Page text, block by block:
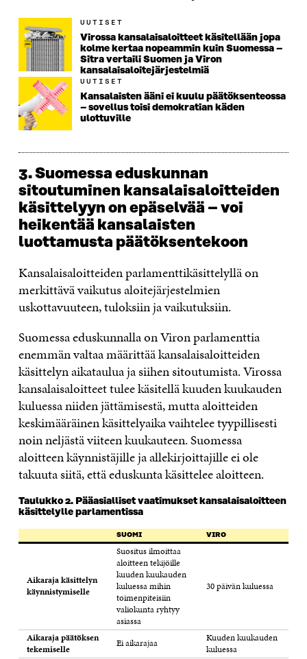
UUTISET
Virossa kansalaisaloitteet käsitellään jopa
kolme kertaa nopeammin kuin Suomessa –
Sitra vertaili Suomen ja Viron
kansalaisaloitejärjestelmiä
UUTISET
Kansalaisten ääni ei kuulu päätöksenteossa
– sovellus toisi demokratian käden
ulottuville
3. Suomessa eduskunnan
sitoutuminen kansalaisaloitteiden
käsittelyyn on epäselvää – voi
heikentää kansalaisten
luottamusta päätöksentekoon
Kansalaisaloitteiden parlamenttikäsittelyllä on
merkittävä vaikutus aloitejärjestelmien
uskottavuuteen, tuloksiin ja vaikutuksiin.
Suomessa eduskunnalla on Viron parlamenttia
enemmän valtaa määrittää kansalaisaloitteiden
käsittelyn aikataulua ja siihen sitoutumista. Virossa
kansalaisaloitteet tulee käsitellä kuuden kuukauden
kuluessa niiden jättämisestä, mutta aloitteiden
keskimääräinen käsittelyaika vaihtelee tyypillisesti
noin neljästä viiteen kuukauteen. Suomessa
aloitteen käynnistäjille ja allekirjoittajille ei ole
takuuta siitä, että eduskunta käsittelee aloitteen.
Taulukko 2. Pääasialliset vaatimukset kansalaisaloitteen
käsittelylle parlamentissa
SUOMI VIRO
Aikaraja käsittelyn
käynnistymiselle
Suositus ilmoittaa
aloitteen tekijöille
kuuden kuukauden
kuluessa mihin
toimenpiteisiin
valiokunta ryhtyy
asiassa
30 päivän kuluessa
Aikaraja päätöksen
tekemiselle
Ei aikarajaa
Kuuden kuukauden
kuluessa